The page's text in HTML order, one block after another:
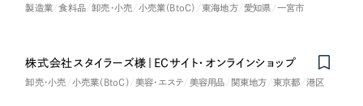
製造業 食料品 卸売・小売 小売業（BtoC） 東海地方 愛知県 一宮市
株式会社スタイラーズ様｜ECサイト・オンラインショップ
卸売・小売 小売業（BtoC） 美容・エステ 美容用品 関東地方 東京都 港区